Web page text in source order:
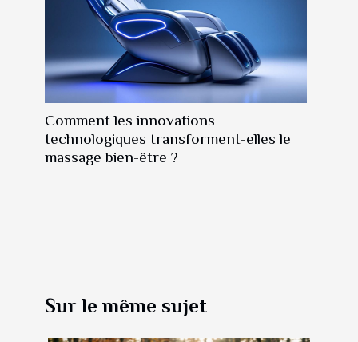
Comment les innovations
technologiques transforment-elles le
massage bien-être ?
Sur le même sujet